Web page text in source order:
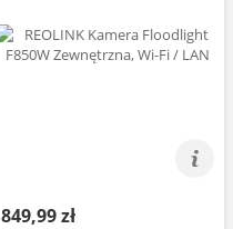
849,99 zł